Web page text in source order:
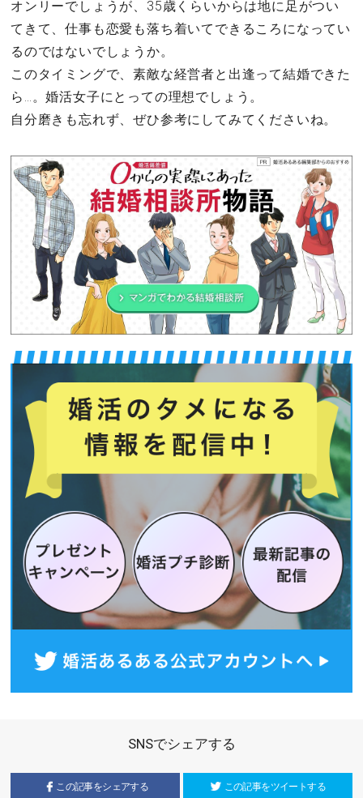
オンリーでしょうが、35歳くらいからは地に足がつい
てきて、仕事も恋愛も落ち着いてできるころになってい
るのではないでしょうか。
このタイミングで、素敵な経営者と出逢って結婚できた
ら…。婚活女子にとっての理想でしょう。
自分磨きも忘れず、ぜひ参考にしてみてくださいね。
SNSでシェアする
この記事をシェアする この記事をツイートする